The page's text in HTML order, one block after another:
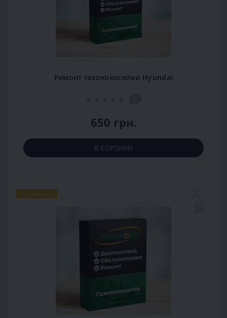
Ремонт газонокосилки Hyundai
650 грн.
В КОРЗИНУ
Популярный